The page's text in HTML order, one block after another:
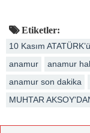
Etiketler:
10 Kasım
anamur
anamur
anamur son dakika
MUHTAR